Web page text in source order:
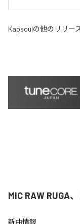
Kapsoulの他のリリー
MIC RAW RUGA
新曲情報